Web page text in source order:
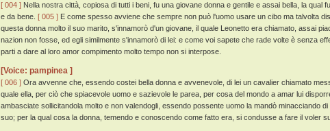
[ 004 ] Nella nostra città, copiosa di tutti i beni, fu una giovane donna e gentile e assai bella, la qual
e da bene. [ 005 ] E come spesso avviene che sempre non può l'uomo usare un cibo ma talvolta
questa donna molto il suo marito, s'innamorò d'un giovane, il quale Leonetto era chiamato, assai
nazion non fosse, ed egli similmente s'innamorò di lei: e come voi sapete che rade volte è senza
parti a dare al loro amor compimento molto tempo non si interpose.
[Voice: pampinea ]
[ 006 ] Ora avvenne che, essendo costei bella donna e avvenevole, di lei un cavalier chiamato
quale ella, per ciò che spiacevole uomo e sazievole le parea, per cosa del mondo a amar lui
ambasciate sollicitandola molto e non valendogli, essendo possente uomo la mandò minacciando
suo; per la qual cosa la donna, temendo e conoscendo come fatto era, si condusse a fare il voler